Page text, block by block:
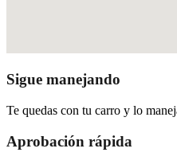
Sigue manejando
Te quedas con tu carro y lo
Aprobación rápida